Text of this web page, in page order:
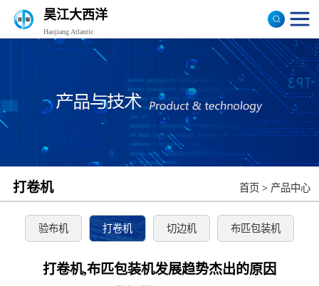
昊江大西洋
Haojiang Atlantic
打卷机 首页 > 产品中心
验布机 打卷机 切边机 布匹包装机
打卷机,布匹包装机发展趋势杰出的原因
布匹包装机